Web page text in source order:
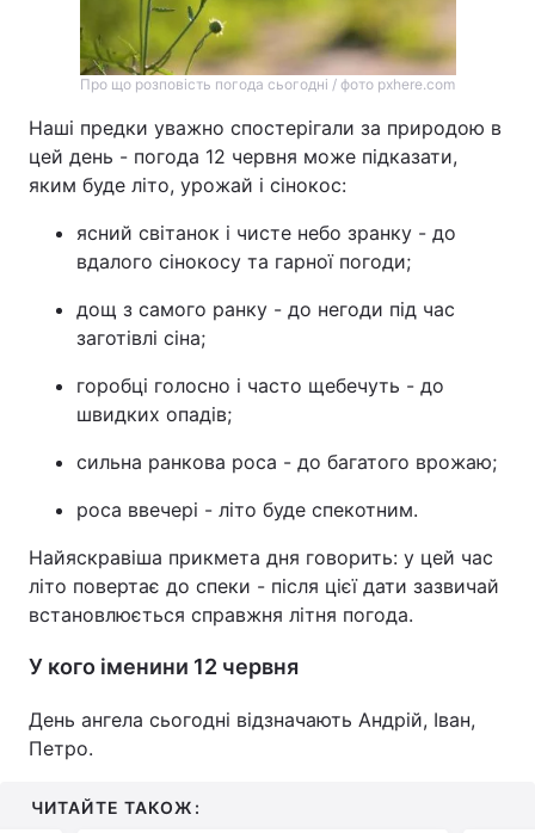
Про що розповість погода сьогодні / фото pxhere.com
Наші предки уважно спостерігали за природою в
цей день - погода 12 червня може підказати,
яким буде літо, урожай і сінокос:
ясний світанок і чисте небо зранку - до
вдалого сінокосу та гарної погоди;
дощ з самого ранку - до негоди під час
заготівлі сіна;
горобці голосно і часто щебечуть - до
швидких опадів;
сильна ранкова роса - до багатого врожаю;
роса ввечері - літо буде спекотним.
Найяскравіша прикмета дня говорить: у цей час
літо повертає до спеки - після цієї дати зазвичай
встановлюється справжня літня погода.
У кого іменини 12 червня
День ангела сьогодні відзначають Андрій, Іван,
Петро.
ЧИТАЙТЕ ТАКОЖ: